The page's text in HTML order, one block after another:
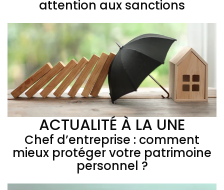
attention aux sanctions
ACTUALITÉ À LA UNE
Chef d’entreprise : comment
mieux protéger votre patrimoine
personnel ?